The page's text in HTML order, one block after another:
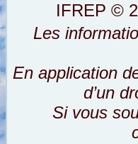
IFREP ©
Les
En application
d’un
Si vous